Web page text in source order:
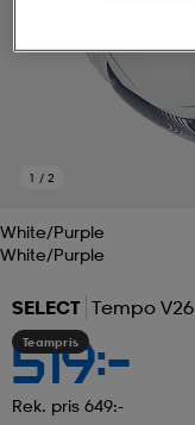
1 / 2
White/purple
White/purple
SELECT Tempo V26
Teampris
519:-
Rek. pris 649:-